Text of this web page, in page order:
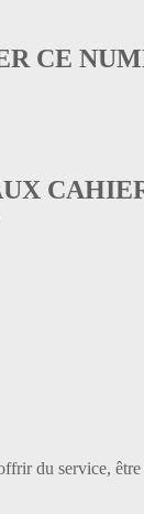
CE
du service,